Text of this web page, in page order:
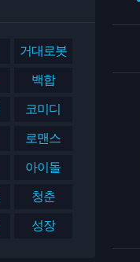
거대로봇
백합
코미디
로맨스
아이돌
청춘
성장